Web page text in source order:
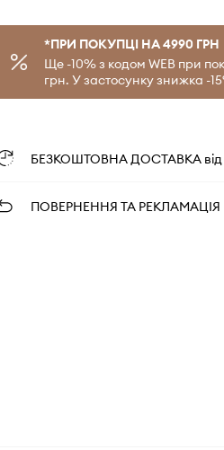
*ПРИ ПОКУПЦІ НА 4990 ГРН
Ще -10% з кодом WEB при
грн. У застосунку знижка -
БЕЗКОШТОВНА ДОСТАВКА від
ПОВЕРНЕННЯ ТА РЕКЛАМАЦІЯ